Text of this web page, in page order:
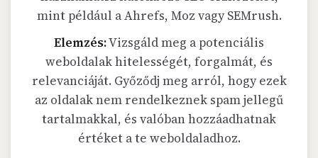
mint például a Ahrefs, Moz vagy SEMrush.
Elemzés:Vizsgáld meg a potenciális
weboldalak hitelességét, forgalmát, és
relevanciáját. Győződj meg arról, hogy ezek
az oldalak nem rendelkeznek spam jellegű
tartalmakkal, és valóban hozzáadhatnak
értéket a te weboldaladhoz.